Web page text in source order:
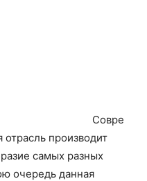
Совре
производит
самых разных
очередь данная